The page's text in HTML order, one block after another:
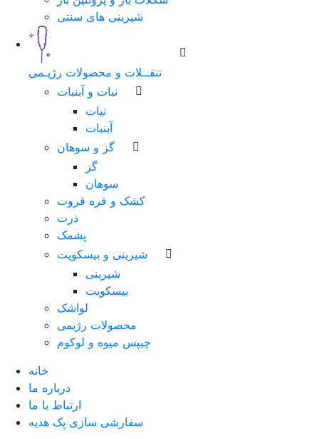
شیرینی های سنتی
تنقــلات و محصولات رژیـمی
نبات و آبنبات
نبات
آبنبات
گز و سوهان
گز
سوهان
کشک و قره قروت
ذرت
پشمک
شیرینی و بیسکویت
شیرینی
بیسکویت
لواشک
محصولات رژیمی
چیپس میوه و لوکوم
خانه
درباره ما
ارتباط با ما
سفارشی سازی پک هدیه